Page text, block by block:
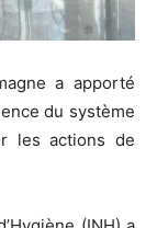
a apporté
du système
les actions de